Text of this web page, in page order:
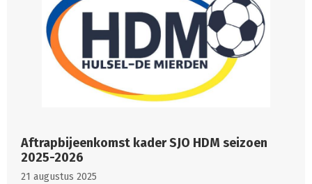
Aftrapbijeenkomst kader SJO HDM seizoen
2025-2026
21 augustus 2025